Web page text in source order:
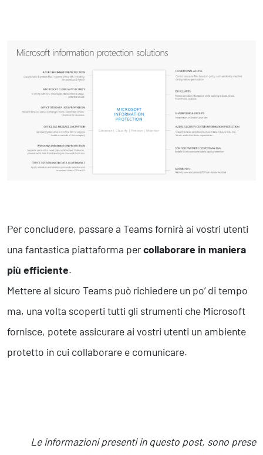
Per concludere, passare a Teams fornirà ai vostri utenti
una fantastica piattaforma percollaborare in maniera
più efficiente.
Mettere al sicuro Teams può richiedere un po’ di tempo
ma, una volta scoperti tutti gli strumenti che Microsoft
fornisce, potete assicurare ai vostri utenti un ambiente
protetto in cui collaborare e comunicare.
Le informazioni presenti in questo post, sono prese